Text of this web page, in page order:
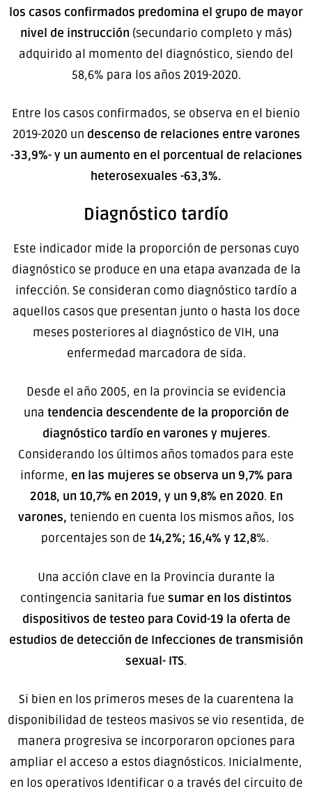
los casos confirmados predomina el grupo de mayor
nivel de instrucción (secundario completo y más)
adquirido al momento del diagnóstico, siendo del
58,6% para los años 2019-2020.
Entre los casos confirmados, se observa en el bienio
2019-2020 un descenso de relaciones entre varones
-33,9%- y un aumento en el porcentual de relaciones
heterosexuales -63,3%.
Diagnóstico tardío
Este indicador mide la proporción de personas cuyo
diagnóstico se produce en una etapa avanzada de la
infección. Se consideran como diagnóstico tardío a
aquellos casos que presentan junto o hasta los doce
meses posteriores al diagnóstico de VIH, una
enfermedad marcadora de sida.
Desde el año 2005, en la provincia se evidencia
una tendencia descendente de la proporción de
diagnóstico tardío en varones y mujeres.
Considerando los últimos años tomados para este
informe, en las mujeres se observa un 9,7% para
2018, un 10,7% en 2019, y un 9,8% en 2020. En
varones, teniendo en cuenta los mismos años, los
porcentajes son de 14,2%; 16,4% y 12,8%.
Una acción clave en la Provincia durante la
contingencia sanitaria fue sumar en los distintos
dispositivos de testeo para Covid-19 la oferta de
estudios de detección de Infecciones de transmisión
sexual- ITS.
Si bien en los primeros meses de la cuarentena la
disponibilidad de testeos masivos se vio resentida, de
manera progresiva se incorporaron opciones para
ampliar el acceso a estos diagnósticos. Inicialmente,
en los operativos Identificar o a través del circuito de